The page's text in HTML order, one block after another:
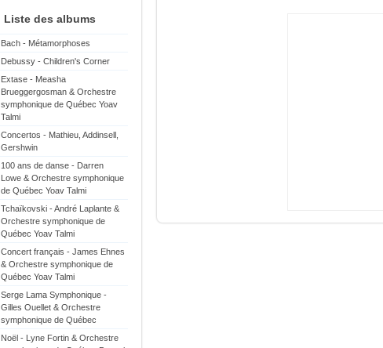
Liste des albums
Bach - Métamorphoses
Debussy - Children's Corner
Extase - Measha
Brueggergosman & Orchestre
symphonique de Québec Yoav
Talmi
Concertos - Mathieu, Addinsell,
Gershwin
100 ans de danse - Darren
Lowe & Orchestre symphonique
de Québec Yoav Talmi
Tchaïkovski - André Laplante &
Orchestre symphonique de
Québec Yoav Talmi
Concert français - James Ehnes
& Orchestre symphonique de
Québec Yoav Talmi
Serge Lama Symphonique -
Gilles Ouellet & Orchestre
symphonique de Québec
Noël - Lyne Fortin & Orchestre